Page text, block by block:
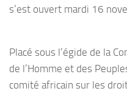
s’est ouvert mardi 16
Placé sous l’égide de la
de l’Homme et des
comité africain sur les